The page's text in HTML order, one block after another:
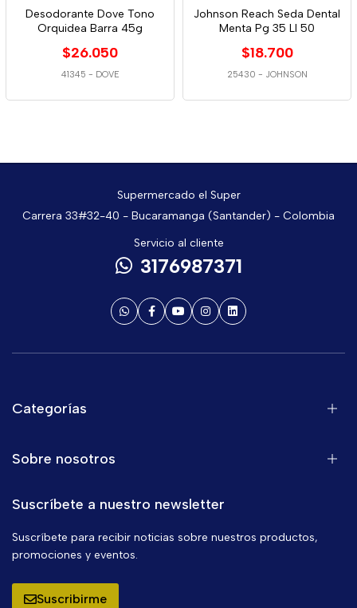
Desodorante Dove Tono
Orquidea Barra 45g
$26.050
41345 - DOVE
Johnson Reach Seda Dental
Menta Pg 35 Ll 50
$18.700
25430 - JOHNSON
Supermercado el Super
Carrera 33#32-40 - Bucaramanga (Santander) - Colombia
Servicio al cliente
3176987371
Categorías
Sobre nosotros
Suscríbete a nuestro newsletter
Suscríbete para recibir noticias sobre nuestros productos,
promociones y eventos.
Suscribirme